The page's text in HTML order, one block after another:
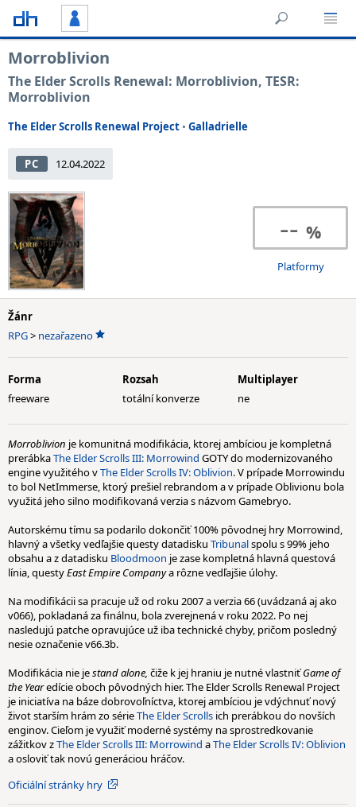
Morroblivion
The Elder Scrolls Renewal: Morroblivion, TESR:
Morroblivion
The Elder Scrolls Renewal Project • Galladrielle
PC 12.04.2022
--
Platformy
Žánr
RPG> nezařazeno
Forma
freeware
Rozsah
totální konverze
Multiplayer
ne
Morroblivion je komunitná modifikácia, ktorej ambíciou je kompletná
prerábkaThe Elder Scrolls III: Morrowind GOTY do modernizovaného
engine využitého vThe Elder Scrolls IV: Oblivion. V prípade Morrowindu
to bol NetImmerse, ktorý prešiel rebrandom a v prípade Oblivionu bola
využitá jeho silno modifikovaná verzia s názvom Gamebryo.
Autorskému tímu sa podarilo dokončiť 100% pôvodnej hry Morrowind,
hlavný a všetky vedľajšie questy datadisku Tribunalspolu s 99% jeho
obsahu a z datadisku Bloodmoon je zase kompletná hlavná questová
línia, questyEast Empire Companya rôzne vedľajšie úlohy.
Na modifikácii sa pracuje už od roku 2007 a verzia 66 (uvádzaná aj ako
v066), pokladaná za finálnu, bola zverejnená v roku 2022. Po nej
nasledujú patche opravujúce už iba technické chyby, pričom posledný
nesie označenie v66.3b.
Modifikácia nie jestand alone, čiže k jej hraniu je nutné vlastniťGame of
the Yearedície oboch pôvodných hier. The Elder Scrolls Renewal Project
je iniciatíva na báze dobrovoľníctva, ktorej ambíciou je vdýchnuť nový
život starším hrám zo sérieThe Elder Scrolls ich prerábkou do novších
enginov. Cieľom je využiť moderné systémy na sprostredkovanie
zážitkov zThe Elder Scrolls III: Morrowind aThe Elder Scrolls IV: Oblivion
a osloviť tak novú generáciou hráčov.
Oficiální stránky hry